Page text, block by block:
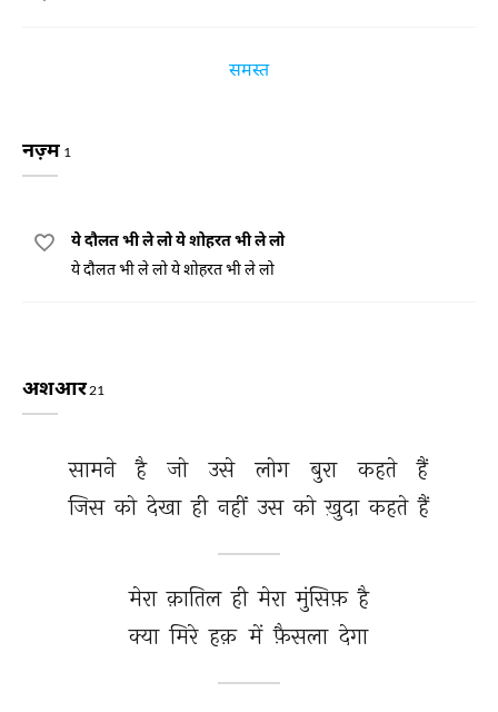
समस्त
नज़्म 1
ये दौलत भी ले लो ये शोहरत भी ले लो
ये दौलत भी ले लो ये शोहरत भी ले लो
अशआर21
सामने है जो उसे लोग बुरा कहते
हैं
जिस को देखा ही नहीं उस को ख़ुदा कहते हैं
मेरा क़ातिल ही मेरा मुंसिफ़ है
क्या मिरे हक़ में फ़ैसला देगा